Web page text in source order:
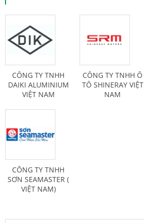
CÔNG TY TNHH
DAIKI ALUMINIUM
VIỆT NAM
CÔNG TY TNHH Ô
TÔ SHINERAY VIỆT
NAM
CÔNG TY TNHH
SƠN SEAMASTER (
VIỆT NAM)